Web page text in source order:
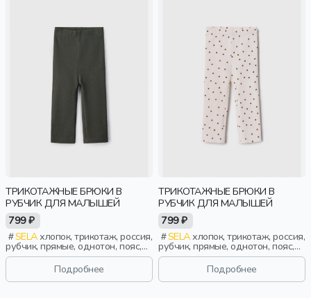
ТРИКОТАЖНЫЕ БРЮКИ В
РУБЧИК ДЛЯ МАЛЫШЕЙ
799 ₽
SELAхлопок, трикотаж, россия,
рубчик, прямые, однотон, пояс,
эластичные, малыши, дети
Подробнее
ТРИКОТАЖНЫЕ БРЮКИ В
РУБЧИК ДЛЯ МАЛЫШЕЙ
799 ₽
SELAхлопок, трикотаж, россия,
рубчик, прямые, однотон, пояс,
эластичные, малыши, дети
Подробнее